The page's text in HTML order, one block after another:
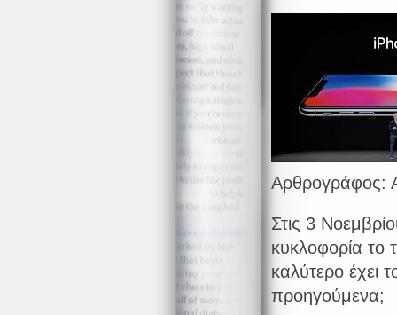
Αρθρογράφος:
Στις 3
κυκλοφορία το
καλύτερο έχει
προηγούμενα;